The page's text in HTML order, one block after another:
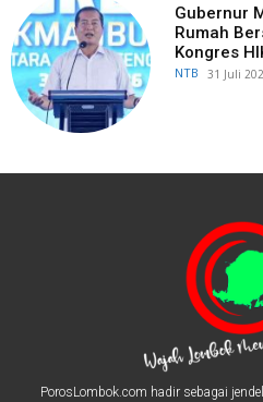
Gubernur
Rumah
Kongres
NTB ​31 Juli
PorosLombok.com hadir sebagai